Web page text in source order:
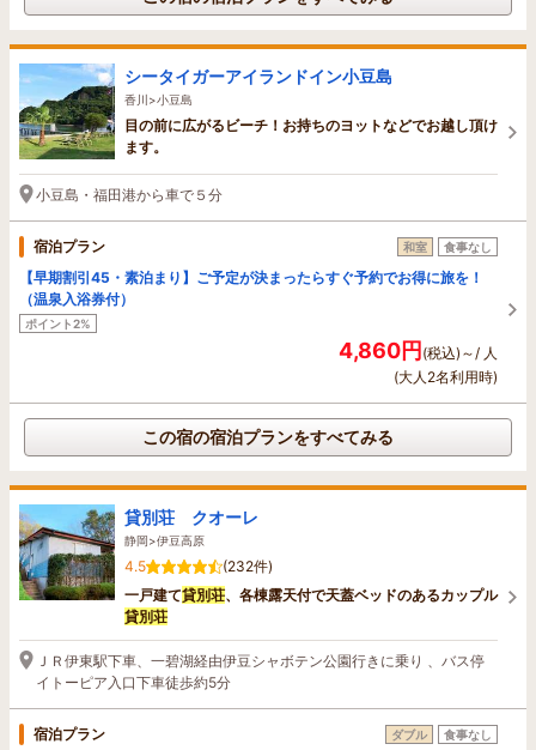
シータイガーアイランドイン小豆島
香川>小豆島
目の前に広がるビーチ！お持ちのヨットなどでお越し頂け
ます。
小豆島・福田港から車で５分
宿泊プラン 和室 食事なし
【早期割引45・素泊まり】ご予定が決まったらすぐ予約でお得に旅を！
（温泉入浴券付）
ポイント2%
4,860円(税込)～/ 人
(大人2名利用時)
この宿の宿泊プランをすべてみる
貸別荘 クオーレ
静岡>伊豆高原
4.5
(232件)
一戸建て貸別荘、各棟露天付で天蓋ベッドのあるカップル
貸別荘
ＪＲ伊東駅下車、一碧湖経由伊豆シャボテン公園行きに乗り 、バス停
イトーピア入口下車徒歩約5分
宿泊プラン ダブル 食事なし